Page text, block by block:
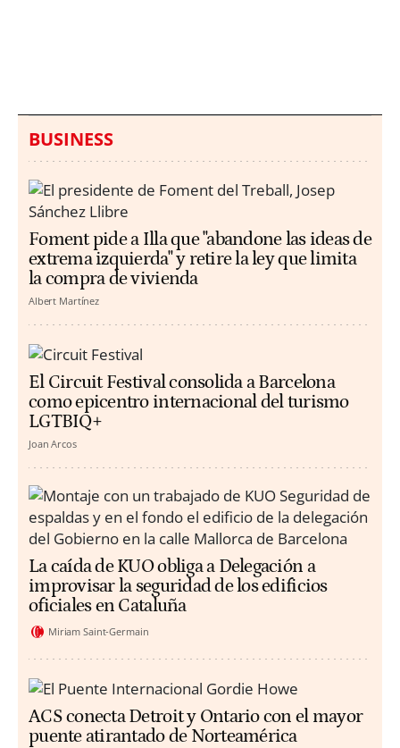
BUSINESS
Foment pide a Illa que "abandone las ideas de
extrema izquierda" y retire la ley que limita
la compra de vivienda
Albert Martínez
El Circuit Festival consolida a Barcelona
como epicentro internacional del turismo
LGTBIQ+
Joan Arcos
La caída de KUO obliga a Delegación a
improvisar la seguridad de los edificios
oficiales en Cataluña
Miriam Saint-Germain
ACS conecta Detroit y Ontario con el mayor
puente atirantado de Norteamérica